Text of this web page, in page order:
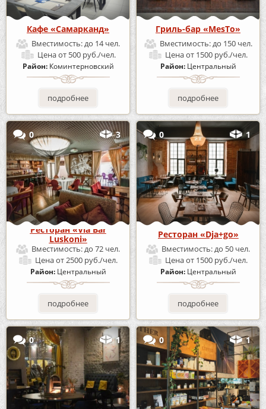
Кафе «Самарканд»
Вместимость:до 14 чел.
Ценаот 500 руб./чел.
Район: Коминтерновский
подробнее
Гриль-бар «MesTo»
Вместимость:до 150 чел.
Ценаот 1500 руб./чел.
Район: Центральный
подробнее
0 3
Ресторан «Via Bar
Luskoni»
Вместимость:до 72 чел.
Ценаот 2500 руб./чел.
Район: Центральный
подробнее
0 1
Ресторан «Dja+go»
Вместимость:до 50 чел.
Ценаот 1500 руб./чел.
Район: Центральный
подробнее
0 1 0 1